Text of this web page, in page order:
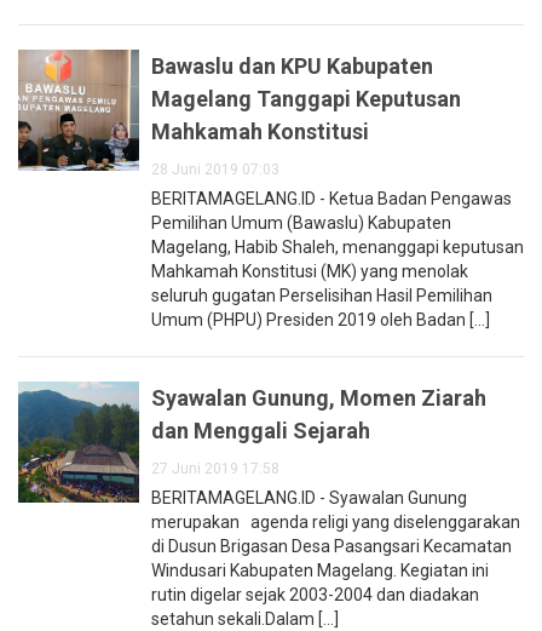
Bawaslu dan KPU Kabupaten
Magelang Tanggapi Keputusan
Mahkamah Konstitusi
28 Juni 2019 07:03
BERITAMAGELANG.ID - Ketua Badan Pengawas
Pemilihan Umum (Bawaslu) Kabupaten
Magelang, Habib Shaleh, menanggapi keputusan
Mahkamah Konstitusi (MK) yang menolak
seluruh gugatan Perselisihan Hasil Pemilihan
Umum (PHPU) Presiden 2019 oleh Badan [...]
Syawalan Gunung, Momen Ziarah
dan Menggali Sejarah
27 Juni 2019 17:58
BERITAMAGELANG.ID - Syawalan Gunung
merupakan agenda religi yang diselenggarakan
di Dusun Brigasan Desa Pasangsari Kecamatan
Windusari Kabupaten Magelang. Kegiatan ini
rutin digelar sejak 2003-2004 dan diadakan
setahun sekali.Dalam [...]